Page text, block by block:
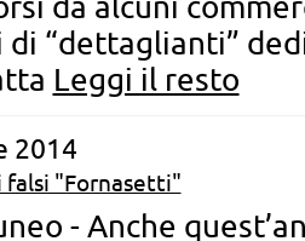
“dettaglianti”
Leggi il resto
2014
falsi "Fornasetti"
- Anche